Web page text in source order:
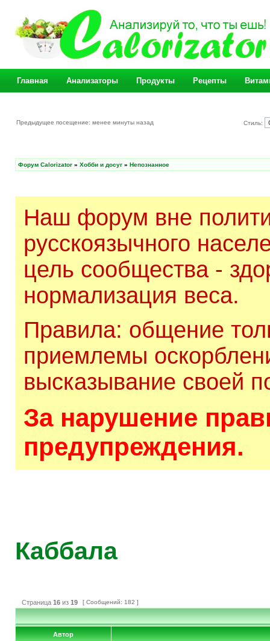
Главная Анализаторы Продукты Рецепты
Предыдущее посещение: менее минуты назад Стиль:
Форум Calorizator » Хобби и досуг » Непознанное
Наш форум вне
русскоязычного
цель сообщества -
нормализация веса.
Правила: общение
приемлемы
высказывание своей
За нарушение
предупреждения.
Каббала
Страница 16 из 19 [ Сообщений: 182 ]
Автор